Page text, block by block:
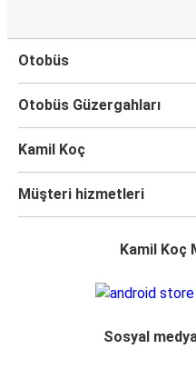
Otobüs
Otobüs Güzergahları
Kamil Koç
Müşteri hizmetleri
Kamil Koç
Sosyal